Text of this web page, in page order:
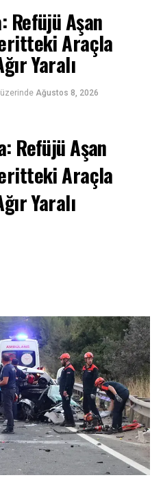
Refüjü Aşan
Araçla
Yaralı
üzerinde Ağustos 8, 2026
Refüjü Aşan
Araçla
Yaralı